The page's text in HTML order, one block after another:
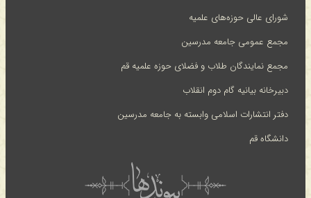
شورای عالی حوزه‌های علمیه
مجمع عمومی جامعه مدرسین
مجمع نمایندگان طلاب و فضلای حوزه علمیه قم
دبیرخانه بیانیه گام دوم انقلاب
دفتر انتشارات اسلامی وابسته به جامعه مدرسین
دانشگاه قم